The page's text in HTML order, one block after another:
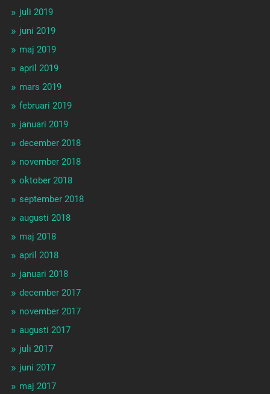
juli 2019
juni 2019
maj 2019
april 2019
mars 2019
februari 2019
januari 2019
december 2018
november 2018
oktober 2018
september 2018
augusti 2018
maj 2018
april 2018
januari 2018
december 2017
november 2017
augusti 2017
juli 2017
juni 2017
maj 2017